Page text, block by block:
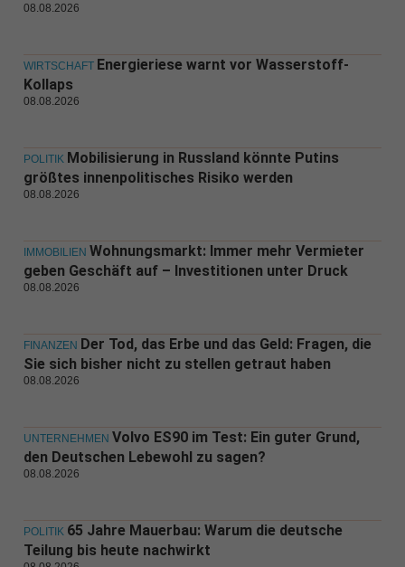
08.08.2026
WIRTSCHAFT Energieriese warnt vor Wasserstoff-
Kollaps
08.08.2026
POLITIK Mobilisierung in Russland könnte Putins
größtes innenpolitisches Risiko werden
08.08.2026
IMMOBILIEN Wohnungsmarkt: Immer mehr Vermieter
geben Geschäft auf – Investitionen unter Druck
08.08.2026
FINANZEN Der Tod, das Erbe und das Geld: Fragen, die
Sie sich bisher nicht zu stellen getraut haben
08.08.2026
UNTERNEHMEN Volvo ES90 im Test: Ein guter Grund,
den Deutschen Lebewohl zu sagen?
08.08.2026
POLITIK 65 Jahre Mauerbau: Warum die deutsche
Teilung bis heute nachwirkt